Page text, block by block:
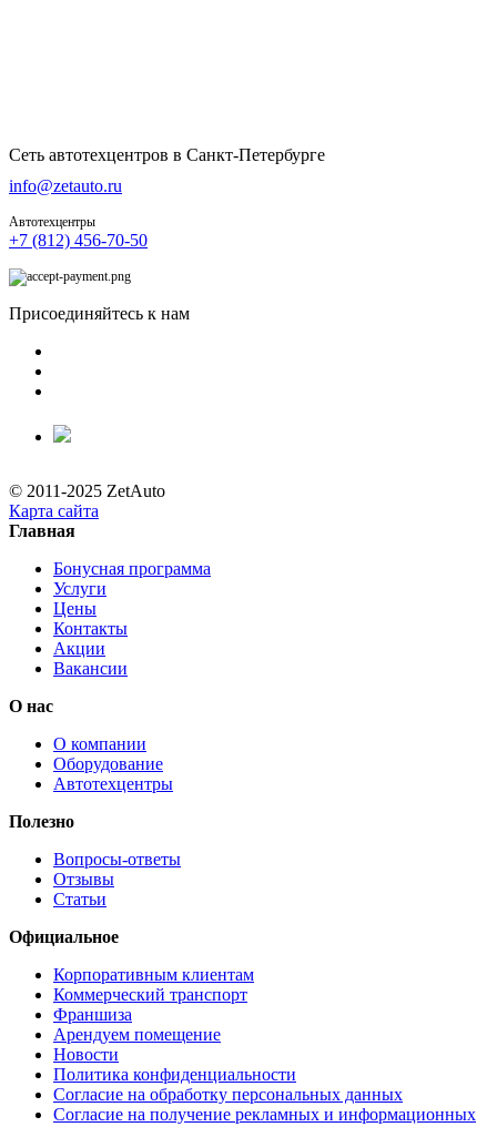
Сеть автотехцентров в Санкт-Петербурге
info@zetauto.ru
Автотехцентры
+7 (812) 456-70-50
Присоединяйтесь к нам
© 2011-2025 ZetAuto
Карта сайта
Главная
Бонусная программа
Услуги
Цены
Контакты
Акции
Вакансии
О нас
О компании
Оборудование
Автотехцентры
Полезно
Вопросы-ответы
Отзывы
Статьи
Официальное
Корпоративным клиентам
Коммерческий транспорт
Франшиза
Арендуем помещение
Новости
Политика конфиденциальности
Согласие на обработку персональных данных
Согласие на получение рекламных и информационных